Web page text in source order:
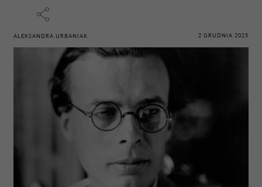
ALEKSANDRA URBANIAK 2 GRUDNIA 2025